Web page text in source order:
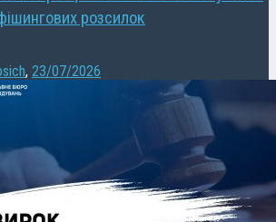
розсилок
, 23/07/2026